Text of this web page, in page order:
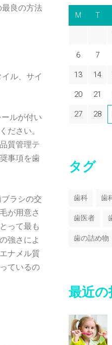
良の方法
ル、サイ
ルが付い
ださい。
質管理テ
事項を歯
ラシの交
が用意さ
って最も
強さによ
ナメル質
ているの
M T
6 7
13 14
20 21
27 28
タグ
歯科 歯
歯医者
歯の詰め物
最近